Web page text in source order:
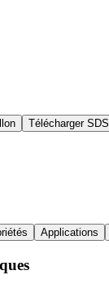
Télécharger SDS
Applications